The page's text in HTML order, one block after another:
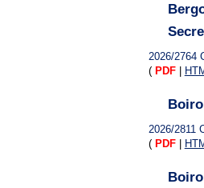
2026/2764
( PDF
Boiro
2026/2811
( PDF
Boiro